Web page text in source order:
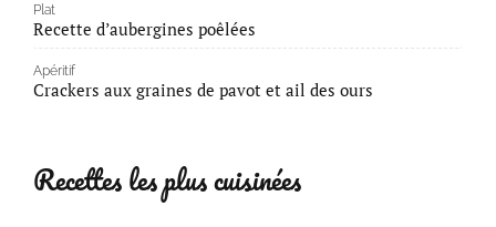
Plat
Recette d’aubergines poêlées
Apéritif
Crackers aux graines de pavot et ail des ours
Recettes les plus cuisinées